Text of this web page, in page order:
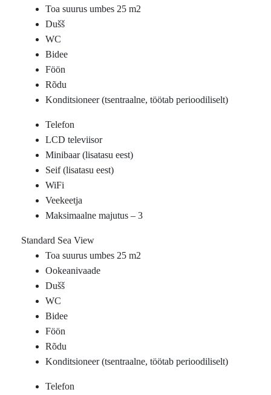
Toa suurus umbes 25 m2
Dušš
WC
Bidee
Föön
Rõdu
Konditsioneer (tsentraalne, töötab perioodiliselt)
Telefon
LCD televiisor
Minibaar (lisatasu eest)
Seif (lisatasu eest)
WiFi
Veekeetja
Maksimaalne majutus – 3
Standard Sea View
Toa suurus umbes 25 m2
Ookeanivaade
Dušš
WC
Bidee
Föön
Rõdu
Konditsioneer (tsentraalne, töötab perioodiliselt)
Telefon